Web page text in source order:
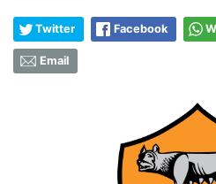
Twitter Facebook
Email